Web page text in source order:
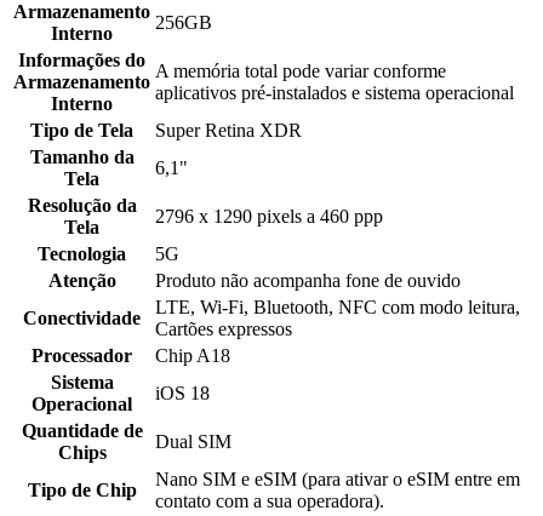
Armazenamento
Interno
256GB
Informações do
Armazenamento
Interno
A memória total pode variar conforme
aplicativos pré-instalados e sistema operacional
Tipo de Tela
Super Retina XDR
Tamanho da
Tela
6,1"
Resolução da
Tela
2796 x 1290 pixels a 460 ppp
Tecnologia
5G
Atenção
Produto não acompanha fone de ouvido
Conectividade
LTE, Wi-Fi, Bluetooth, NFC com modo leitura,
Cartões expressos
Processador
Chip A18
Sistema
Operacional
iOS 18
Quantidade de
Chips
Dual SIM
Tipo de Chip
Nano SIM e eSIM (para ativar o eSIM entre em
contato com a sua operadora).